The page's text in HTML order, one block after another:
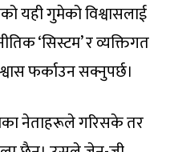
यही गुमेको विश्वासलाई
‘सिस्टम’ र व्यक्तिगत
फर्काउन सक्नुपर्छ।
नेताहरूले गरिसके तर